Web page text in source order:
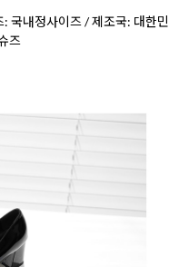
국내정사이즈 / 제조국: 대한민
즈